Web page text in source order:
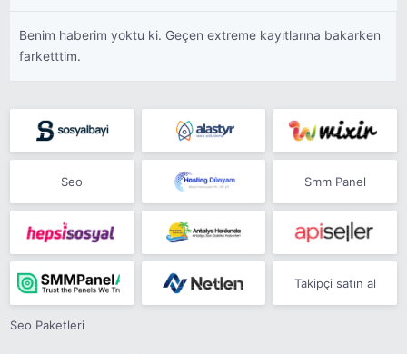
Benim haberim yoktu ki. Geçen extreme kayıtlarına bakarken
farketttim.
Seo Smm Panel
Takipçi satın al
Seo Paketleri